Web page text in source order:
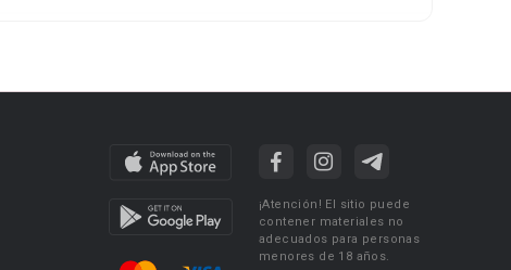
¡Atención! El sitio puede
contener materiales no
adecuados para personas
menores de 18 años.